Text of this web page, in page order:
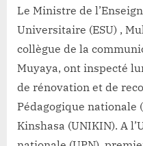
Le Ministre de
Universitaire (ESU) ,
collègue de la
Muyaya, ont inspecté
de rénovation et de
Pédagogique nationale
Kinshasa (UNIKIN). A